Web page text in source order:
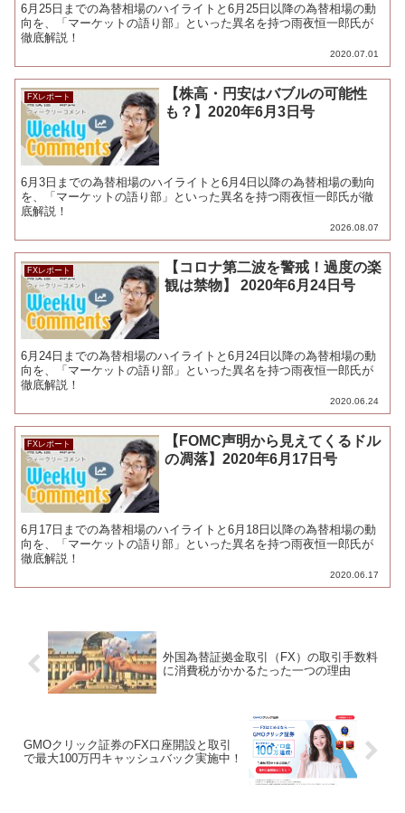
6月25日までの為替相場のハイライトと6月25日以降の為替相場の動
向を、「マーケットの語り部」といった異名を持つ雨夜恒一郎氏が
徹底解説！
2020.07.01
FXレポート
【株高・円安はバブルの可能性
も？】2020年6月3日号
6月3日までの為替相場のハイライトと6月4日以降の為替相場の動向
を、「マーケットの語り部」といった異名を持つ雨夜恒一郎氏が徹
底解説！
2026.08.07
FXレポート
【コロナ第二波を警戒！過度の楽
観は禁物】 2020年6月24日号
6月24日までの為替相場のハイライトと6月24日以降の為替相場の動
向を、「マーケットの語り部」といった異名を持つ雨夜恒一郎氏が
徹底解説！
2020.06.24
FXレポート
【FOMC声明から見えてくるドル
の凋落】2020年6月17日号
6月17日までの為替相場のハイライトと6月18日以降の為替相場の動
向を、「マーケットの語り部」といった異名を持つ雨夜恒一郎氏が
徹底解説！
2020.06.17
外国為替証拠金取引（FX）の取引手数料
に消費税がかかるたった一つの理由
GMOクリック証券のFX口座開設と取引
で最大100万円キャッシュバック実施中！